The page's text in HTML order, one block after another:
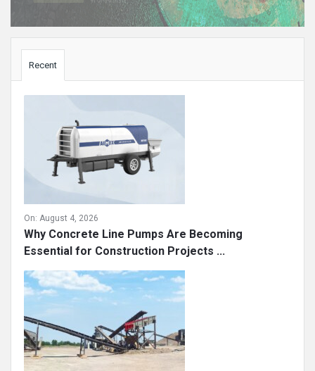
Recent
On: August 4, 2026
Why Concrete Line Pumps Are Becoming
Essential for Construction Projects ...